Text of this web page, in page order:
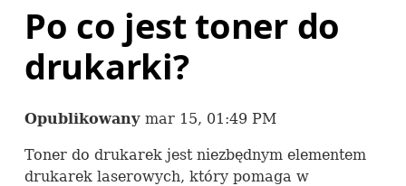
Po co jest toner do
drukarki?
Opublikowany mar 15, 01:49 PM
Toner do drukarek jest niezbędnym elementem
drukarek laserowych, który pomaga w